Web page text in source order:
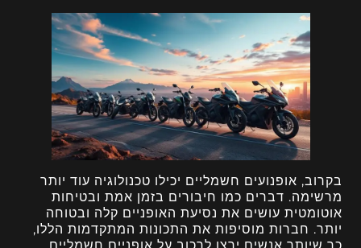
בקרוב, אופנועים חשמליים יכילו טכנולוגיה עוד יותר
מרשימה. דברים כמו חיבורים בזמן אמת ובטיחות
אוטומטית עושים את נסיעת האופניים קלה ובטוחה
יותר. חברות מוסיפות את התכונות המתקדמות הללו,